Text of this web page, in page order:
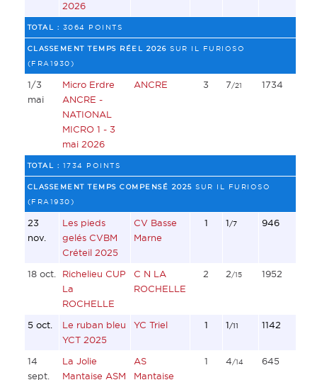
2026
TOTAL : 3064 POINTS
CLASSEMENT TEMPS RÉEL 2026SUR IL FURIOSO
(FRA1930)
1/3
mai
Micro Erdre
ANCRE -
NATIONAL
MICRO 1 - 3
mai 2026
ANCRE 3 7/21 1734
TOTAL : 1734 POINTS
CLASSEMENT TEMPS COMPENSÉ 2025SUR IL FURIOSO
(FRA1930)
23
nov.
Les pieds
gelés CVBM
Créteil 2025
CV Basse
Marne
1 1/7 946
18 oct.
Richelieu CUP
La
ROCHELLE
C N LA
ROCHELLE
2 2/15 1952
5 oct.
Le ruban bleu
YCT 2025
YC Triel 1 1/11 1142
14
sept.
La Jolie
Mantaise ASM
AS
Mantaise
1 4/14 645